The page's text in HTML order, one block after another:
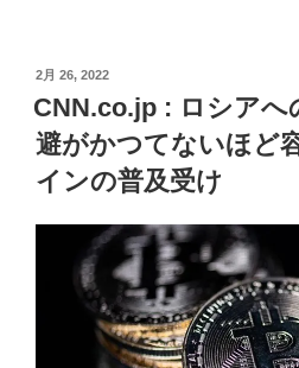
投
日:
2月 26, 2022
CNN.co.jp : ロシアへ
避がかつてないほど
インの普及受け